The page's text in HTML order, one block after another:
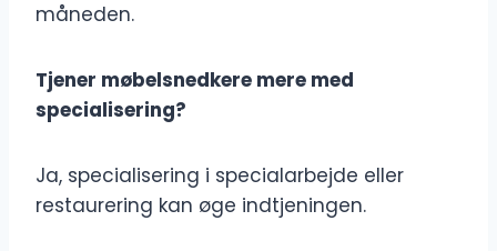
måneden.
Tjener møbelsnedkere mere med
specialisering?
Ja, specialisering i specialarbejde eller
restaurering kan øge indtjeningen.